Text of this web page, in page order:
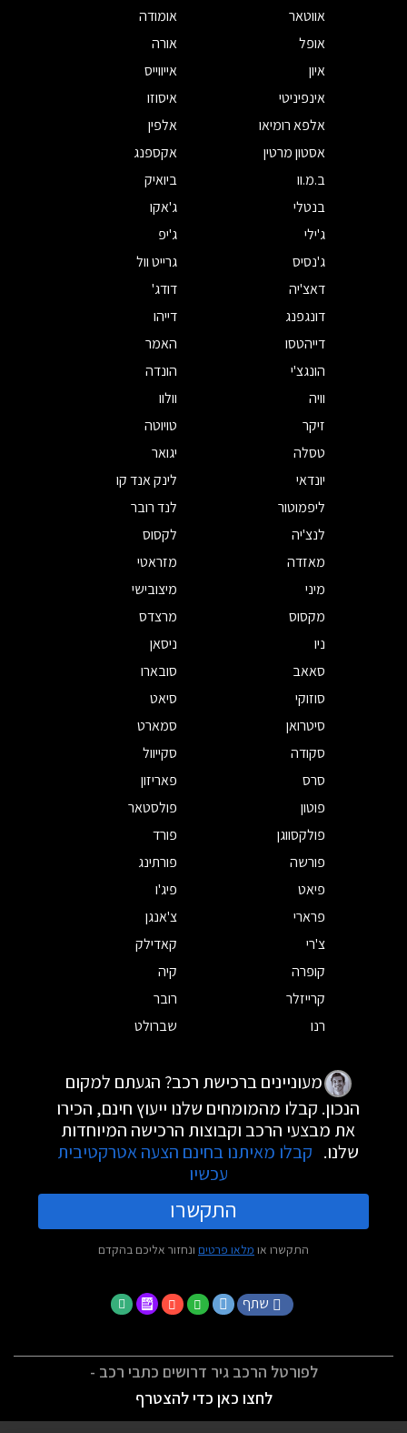
אווטאר
אומודה
אופל
אורה
איון
אייווייס
אינפיניטי
איסוזו
אלפא רומיאו
אלפין
אסטון מרטין
אקספנג
ב.מ.וו
ביואיק
בנטלי
ג'אקו
ג'ילי
ג'יפ
ג'נסיס
גרייט וול
דאצ'יה
דודג'
דונגפנג
דייהו
דייהטסו
האמר
הונגצ'י
הונדה
וויה
וולוו
זיקר
טויוטה
טסלה
יגואר
יונדאי
לינק אנד קו
ליפמוטור
לנד רובר
לנצ'יה
לקסוס
מאזדה
מזראטי
מיני
מיצובישי
מקסוס
מרצדס
ניו
ניסאן
סאאב
סובארו
סוזוקי
סיאט
סיטרואן
סמארט
סקודה
סקייוול
סרס
פאריזון
פוטון
פולסטאר
פולקסווגן
פורד
פורשה
פורתינג
פיאט
פיג'ו
פרארי
צ'אנגן
צ'רי
קאדילק
קופרה
קיה
קרייזלר
רובר
רנו
שברולט
מעוניינים ברכישת רכב? הגעתם למקום
הנכון. קבלו מהמומחים שלנו ייעוץ חינם, הכירו
את מבצעי הרכב וקבוצות הרכישה המיוחדות
שלנו. קבלו מאיתנו בחינם הצעה אטרקטיבית
עכשיו
התקשרו
התקשרו או מלאו פרטים ונחזור אליכם בהקדם
שתף
לפורטל הרכב גיר דרושים כתבי רכב -
לחצו כאן כדי להצטרף